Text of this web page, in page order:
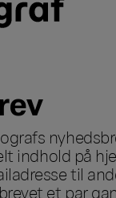
indhold på
til
et par